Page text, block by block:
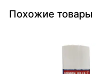
Похожие товары